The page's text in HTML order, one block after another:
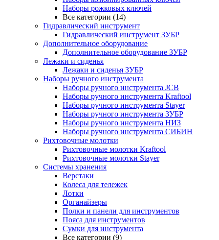
Наборы рожковых ключей
Все категории (14)
Гидравлический инструмент
Гидравлический инструмент ЗУБР
Дополнительное оборудование
Дополнительное оборудование ЗУБР
Лежаки и сиденья
Лежаки и сиденья ЗУБР
Наборы ручного инструмента
Наборы ручного инструмента JCB
Наборы ручного инструмента Kraftool
Наборы ручного инструмента Stayer
Наборы ручного инструмента ЗУБР
Наборы ручного инструмента НИЗ
Наборы ручного инструмента СИБИН
Рихтовочные молотки
Рихтовочные молотки Kraftool
Рихтовочные молотки Stayer
Системы хранения
Верстаки
Колеса для тележек
Лотки
Органайзеры
Полки и панели для инструментов
Пояса для инструментов
Сумки для инструмента
Все категории (9)